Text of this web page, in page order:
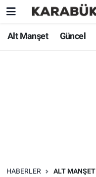
Alt Manşet Güncel
HABERLER ALT MANŞET